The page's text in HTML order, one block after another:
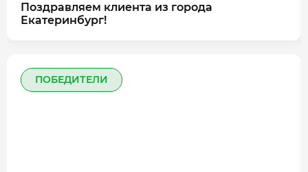
Поздравляем клиента из города
Екатеринбург!
ПОБЕДИТЕЛИ